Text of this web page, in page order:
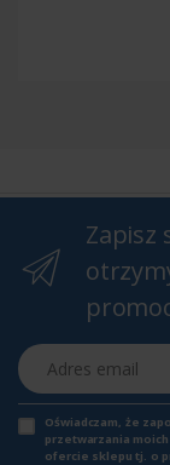
Zapisz
Adres email
Oświadczam, że
przetwarzania
ofercie sklepu tj. o